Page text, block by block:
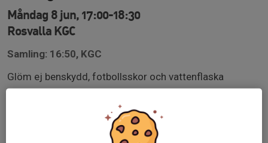
Måndag 8 jun, 17:00-18:30
Rosvalla KGC
Samling: 16:50, KGC
Glöm ej benskydd, fotbollsskor och vattenflaska